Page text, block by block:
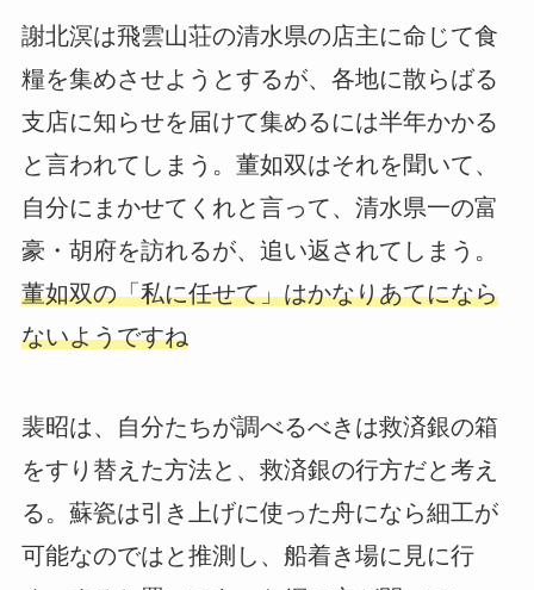
謝北溟は飛雲山荘の清水県の店主に命じて食
糧を集めさせようとするが、各地に散らばる
支店に知らせを届けて集めるには半年かかる
と言われてしまう。董如双はそれを聞いて、
自分にまかせてくれと言って、清水県一の富
豪・胡府を訪れるが、追い返されてしまう。
董如双の「私に任せて」はかなりあてになら
ないようですね
裴昭は、自分たちが調べるべきは救済銀の箱
をすり替えた方法と、救済銀の行方だと考え
る。蘇瓷は引き上げに使った舟になら細工が
可能なのではと推測し、船着き場に見に行